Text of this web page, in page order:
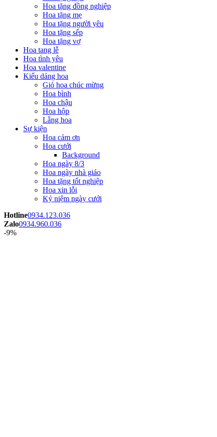
Hoa tặng đồng nghiệp
Hoa tặng mẹ
Hoa tặng người yêu
Hoa tặng sếp
Hoa tặng vợ
Hoa tang lễ
Hoa tình yêu
Hoa valentine
Kiểu dáng hoa
Giỏ hoa chúc mừng
Hoa bình
Hoa chậu
Hoa hộp
Lẵng hoa
Sự kiện
Hoa cảm ơn
Hoa cưới
Background
Hoa ngày 8/3
Hoa ngày nhà giáo
Hoa tặng tốt nghiệp
Hoa xin lỗi
Kỷ niệm ngày cưới
Hotline0934.123.036
Zalo0934.960.036
-9%